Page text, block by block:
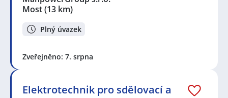
Most(13 km)
Plný úvazek
Zveřejněno: 7. srpna
Elektrotechnik pro sdělovací a